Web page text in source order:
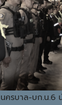
รบาล-บก.น.6